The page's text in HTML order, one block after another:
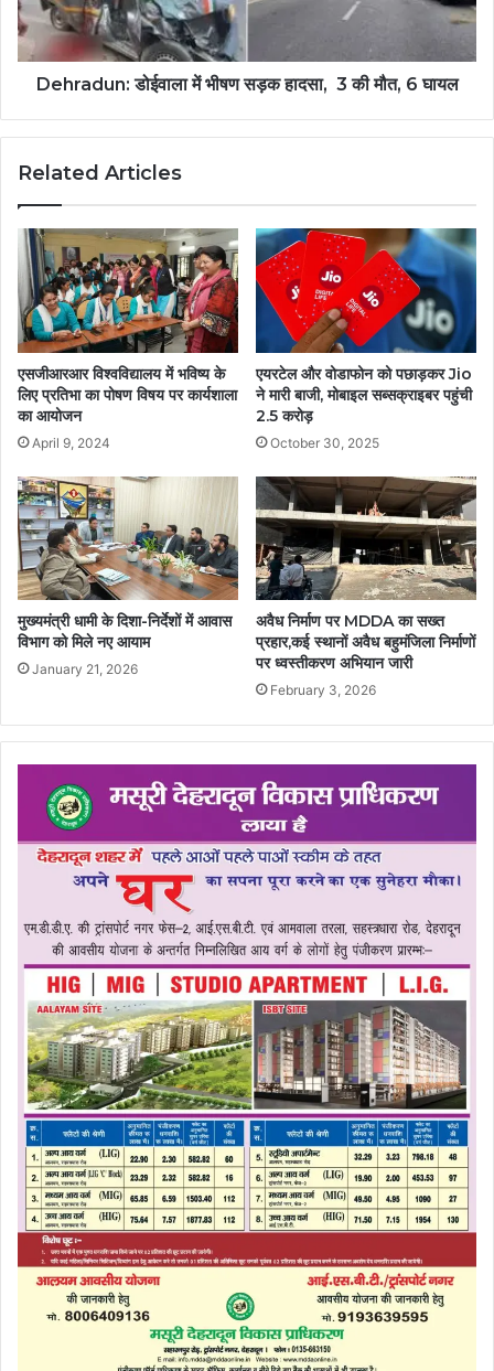
Dehradun: डोईवाला में भीषण सड़क हादसा, 3 की मौत, 6 घायल
Related Articles
एसजीआरआर विश्वविद्यालय में भविष्य के
लिए प्रतिभा का पोषण विषय पर कार्यशाला
का आयोजन
April 9, 2024
एयरटेल और वोडाफोन को पछाड़कर Jio
ने मारी बाजी, मोबाइल सब्सक्राइबर पहुंची
2.5 करोड़
October 30, 2025
मुख्यमंत्री धामी के दिशा-निर्देशों में आवास
विभाग को मिले नए आयाम
January 21, 2026
अवैध निर्माण पर MDDA का सख्त
प्रहार,कई स्थानों अवैध बहुमंजिला निर्माणों
पर ध्वस्तीकरण अभियान जारी
February 3, 2026